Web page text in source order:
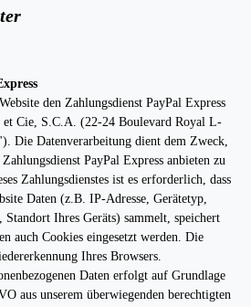
den Zahlungsdienst PayPal Express
et Cie, S.C.A. (22-24 Boulevard Royal L-
Die Datenverarbeitung dient dem Zweck,
PayPal Express anbieten zu
Zahlungsdienstes ist es erforderlich, dass
Daten (z.B. IP-Adresse, Gerätetyp,
Ihres Geräts) sammelt, speichert
auch Cookies eingesetzt werden. Die
Ihres Browsers.
Daten erfolgt auf Grundlage
aus unserem überwiegenden berechtigten